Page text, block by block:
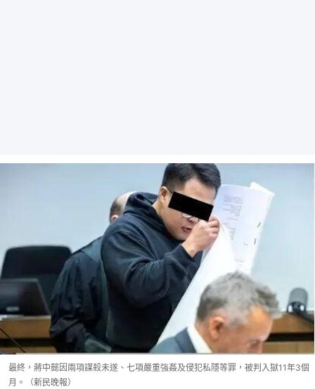
最終，蔣中懿因兩項謀殺未遂、七項嚴重強姦及侵犯私隱等罪，被判入獄11年3個
月。（新民晚報）